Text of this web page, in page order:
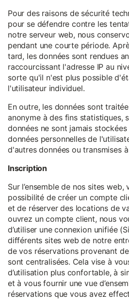
Pour des raisons de sécurité
pour se défendre contre les
notre serveur web, nous
pendant une courte période.
tard, les données sont rendues
raccourcissant l'adresse IP au
sorte qu'il n'est plus possible
l'utilisateur individuel.
En outre, les données sont
anonyme à des fins statistiques,
données ne sont jamais
données personnelles de
d'autres données ou transmises
Inscription
Sur l’ensemble de nos sites web,
possibilité de créer un compte
et de réserver des locations de
ouvrez un compte client, nous
d’utiliser une connexion unifiée
différents sites web de notre
de vos réservations provenant
sont centralisées. Cela vise à
d’utilisation plus confortable, à
et à vous fournir une vue
réservations que vous avez